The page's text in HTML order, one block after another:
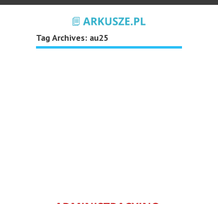
Tag Archives: au25